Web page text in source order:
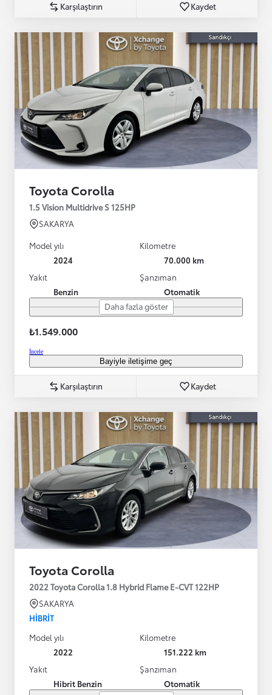
Karşılaştırın Kaydet
Toyota Corolla
1.5 Vision Multidrive S 125HP
SAKARYA
Model yılı
2024
Kilometre
70.000 km
Yakıt
Benzin
Şanzıman
Otomatik
Daha fazla göster
₺1.549.000
İncele
Bayiyle iletişime geç
Karşılaştırın Kaydet
Toyota Corolla
2022 Toyota Corolla 1.8 Hybrid Flame E-CVT 122HP
SAKARYA
HIBRIT
Model yılı
2022
Kilometre
151.222 km
Yakıt
Hibrit Benzin
Şanzıman
Otomatik